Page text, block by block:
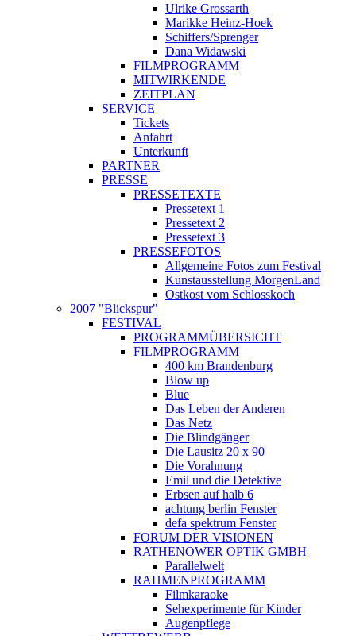
Ulrike Grossarth
Marikke Heinz-Hoek
Schiffers/Sprenger
Dana Widawski
FILMPROGRAMM
MITWIRKENDE
ZEITPLAN
SERVICE
Tickets
Anfahrt
Unterkunft
PARTNER
PRESSE
PRESSETEXTE
Pressetext 1
Pressetext 2
Pressetext 3
PRESSEFOTOS
Allgemeine Fotos zum Festival
Kunstausstellung MorgenLand
Ostkost vom Schlosskoch
2007 "Blickspur"
FESTIVAL
PROGRAMMÜBERSICHT
FILMPROGRAMM
400 km Brandenburg
Blow up
Blue
Das Leben der Anderen
Das Netz
Die Blindgänger
Die Lausitz 20 x 90
Die Vorahnung
Emil und die Detektive
Erbsen auf halb 6
achtung berlin Fenster
defa spektrum Fenster
FORUM DER VISIONEN
RATHENOWER OPTIK GMBH
Parallelwelt
RAHMENPROGRAMM
Filmkaraoke
Sehexperimente für Kinder
Augenpflege